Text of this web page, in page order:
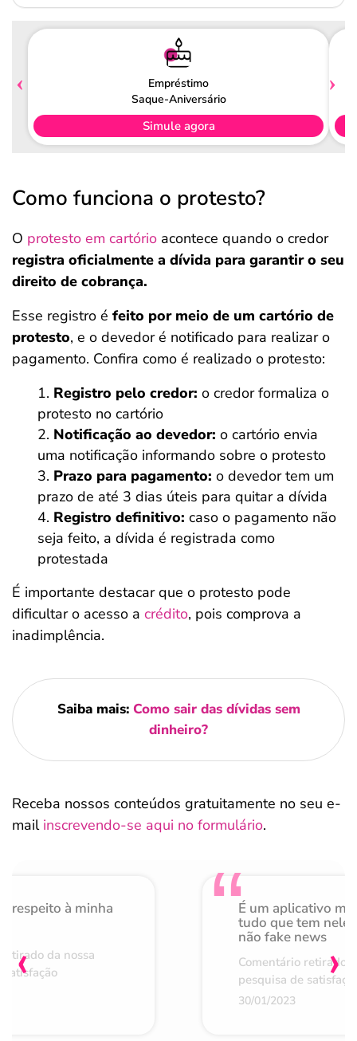
Empréstimo
Saque-Aniversário
Simule agora
Como funciona o protesto?
O protesto em cartório acontece quando o credor
registra oficialmente a dívida para garantir o seu
direito de cobrança.
Esse registro é feito por meio de um cartório de
protesto, e o devedor é notificado para realizar o
pagamento. Confira como é realizado o protesto:
Registro pelo credor: o credor formaliza o
protesto no cartório
Notificação ao devedor: o cartório envia
uma notificação informando sobre o protesto
Prazo para pagamento: o devedor tem um
prazo de até 3 dias úteis para quitar a dívida
Registro definitivo: caso o pagamento não
seja feito, a dívida é registrada como
protestada
É importante destacar que o protesto pode
dificultar o acesso a crédito, pois comprova a
inadimplência.
Saiba mais: Como sair das dívidas sem
dinheiro?
Receba nossos conteúdos gratuitamente no seu e-
mail inscrevendo-se aqui no formulário.
respeito à minha
da nossa
É um aplicativo
tudo que tem nele
não fake news
Comentário retirado
pesquisa de
30/01/2023
‹ ›